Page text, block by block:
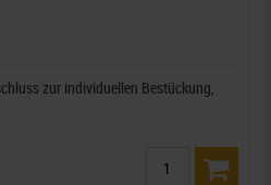
zur individuellen Bestückung,